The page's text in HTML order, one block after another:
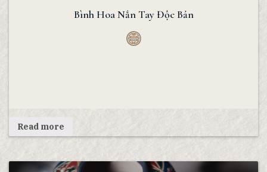
Bình Hoa Nắn Tay Độc Bản
Read more